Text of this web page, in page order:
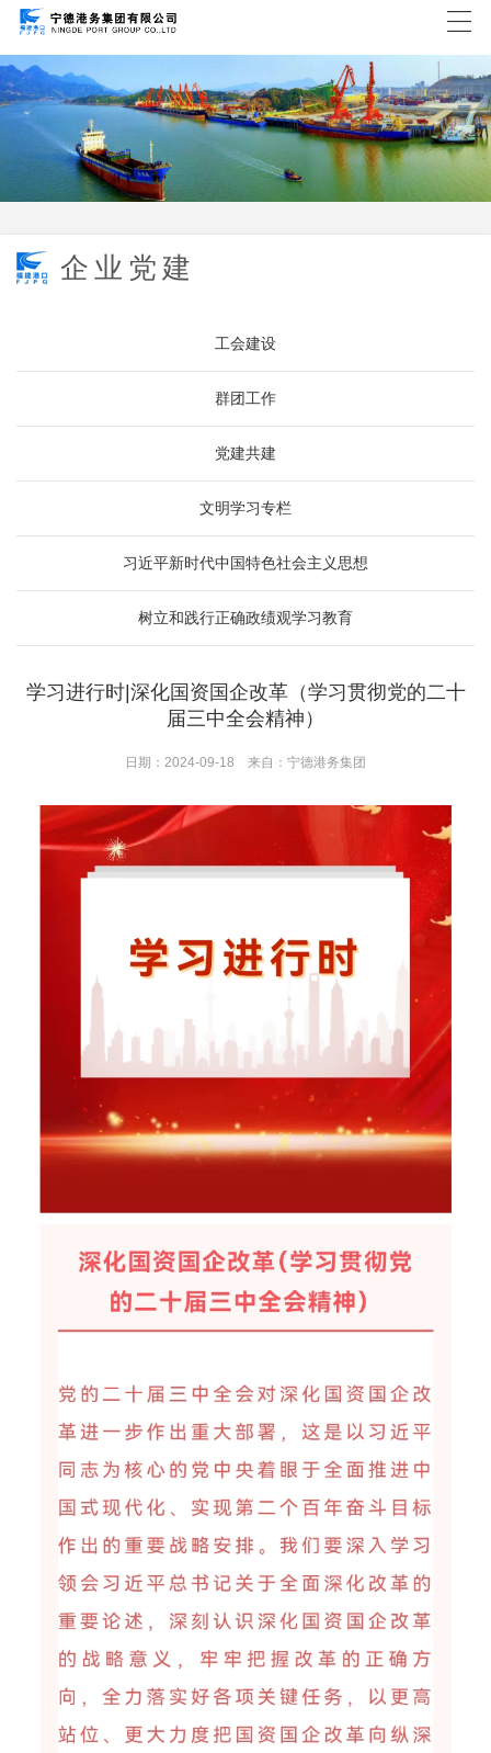
企业党建
工会建设
群团工作
党建共建
文明学习专栏
习近平新时代中国特色社会主义思想
树立和践行正确政绩观学习教育
学习进行时|深化国资国企改革（学习贯彻党的二十
届三中全会精神）
日期：2024-09-18 来自：宁德港务集团